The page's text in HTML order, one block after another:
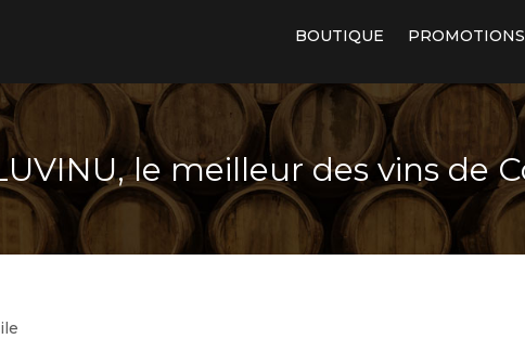
BOUTIQUE PROMOTIONS
le meilleur des vins de